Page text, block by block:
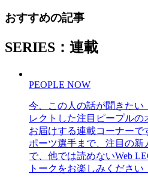
おすすめの記事
SERIES：連載
PEOPLE NOW
今、この人の話が聞きたい
レクトした注目ピープル
お届けする連載コーナーで
ポーツ選手まで、注目の新
で、他では読めないWeb
トークをお楽しみください